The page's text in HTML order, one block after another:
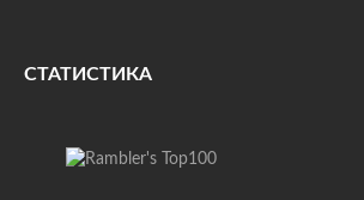
СТАТИСТИКА